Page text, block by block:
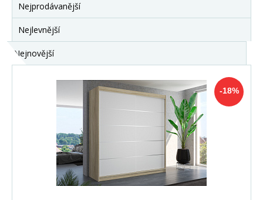
Nejprodávanější
Nejlevnější
Nejnovější
-18%